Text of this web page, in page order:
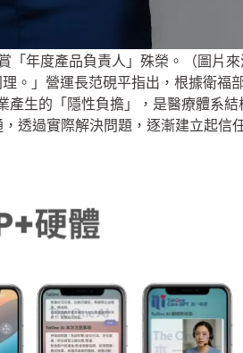
「年度產品負責人」殊榮。（圖片
。」營運長范硯平指出，根據衛福
產生的「隱性負擔」，是醫療體系
透過實際解決問題，逐漸建立起信